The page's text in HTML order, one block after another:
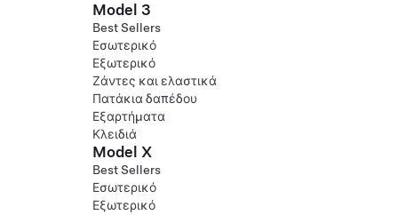
Model 3
Best Sellers
Εσωτερικό
Εξωτερικό
Ζάντες και ελαστικά
Πατάκια δαπέδου
Εξαρτήματα
Κλειδιά
Model X
Best Sellers
Εσωτερικό
Εξωτερικό